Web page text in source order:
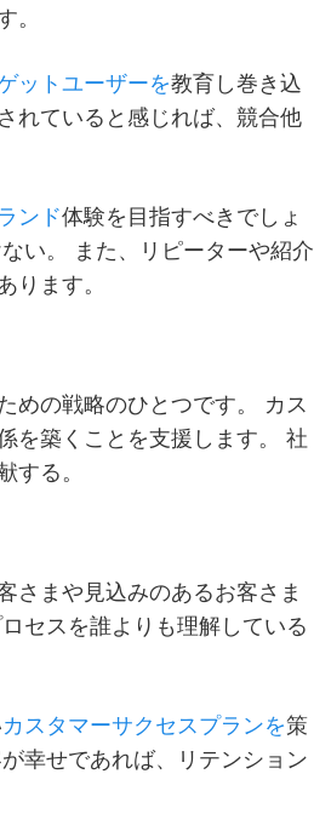
。
ットユーザーを教育し巻き込
れていると感じれば、競合他
ンド体験を目指すべきでしょ
い。 また、リピーターや紹介
ります。
めの戦略のひとつです。 カス
を築くことを支援します。 社
する。
さまや見込みのあるお客さま
セスを誰よりも理解している
カスタマーサクセスプランを策
幸せであれば、リテンション